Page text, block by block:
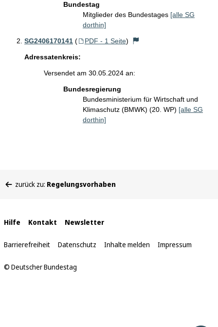
Bundestag
Mitglieder des Bundestages [alle SG
dorthin]
SG2406170141 ( PDF - 1 Seite)
Adressatenkreis:
Versendet am 30.05.2024 an:
Bundesregierung
Bundesministerium für Wirtschaft und
Klimaschutz (BMWK) (20. WP) [alle SG
dorthin]
befinden
zurück zu: Regelungsvorhaben
Interne
Links
Hilfe Kontakt Newsletter
Barrierefreiheit Datenschutz Inhalte melden Impressum
© Deutscher Bundestag